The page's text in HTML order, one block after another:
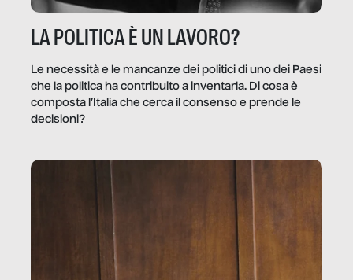
LA POLITICA È UN LAVORO?
Le necessità e le mancanze dei politici di uno dei Paesi
che la politica ha contribuito a inventarla. Di cosa è
composta l’Italia che cerca il consenso e prende le
decisioni?